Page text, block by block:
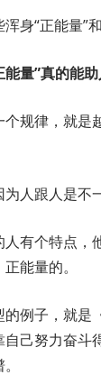
身“正能量”
能量”真的能
个规律，就是
人跟人是不
人有个特点，
能量的。
的例子，就是
己努力奋斗